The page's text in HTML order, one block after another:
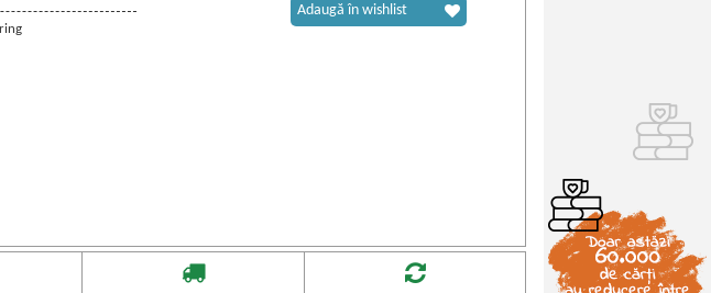
Adaugă în wishlist